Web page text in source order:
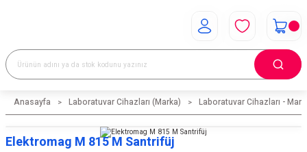
Anasayfa Laboratuvar Cihazları (Marka) Laboratuvar Cihazları -
Elektromag M 815 M Santrifüj